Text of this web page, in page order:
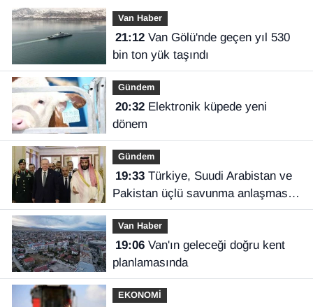
Van Haber
21:12Van Gölü'nde geçen yıl 530
bin ton yük taşındı
Gündem
20:32Elektronik küpede yeni
dönem
Gündem
19:33Türkiye, Suudi Arabistan ve
Pakistan üçlü savunma anlaşması
imzaladı
Van Haber
19:06Van'ın geleceği doğru kent
planlamasında
EKONOMİ